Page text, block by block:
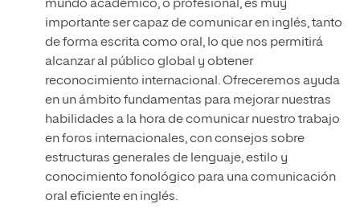
mundo académico, o profesional, es muy
importante ser capaz de comunicar en inglés, tanto
de forma escrita como oral, lo que nos permitirá
alcanzar al público global y obtener
reconocimiento internacional. Ofreceremos ayuda
en un ámbito fundamentas para mejorar nuestras
habilidades a la hora de comunicar nuestro trabajo
en foros internacionales, con consejos sobre
estructuras generales de lenguaje, estilo y
conocimiento fonológico para una comunicación
oral eficiente en inglés.